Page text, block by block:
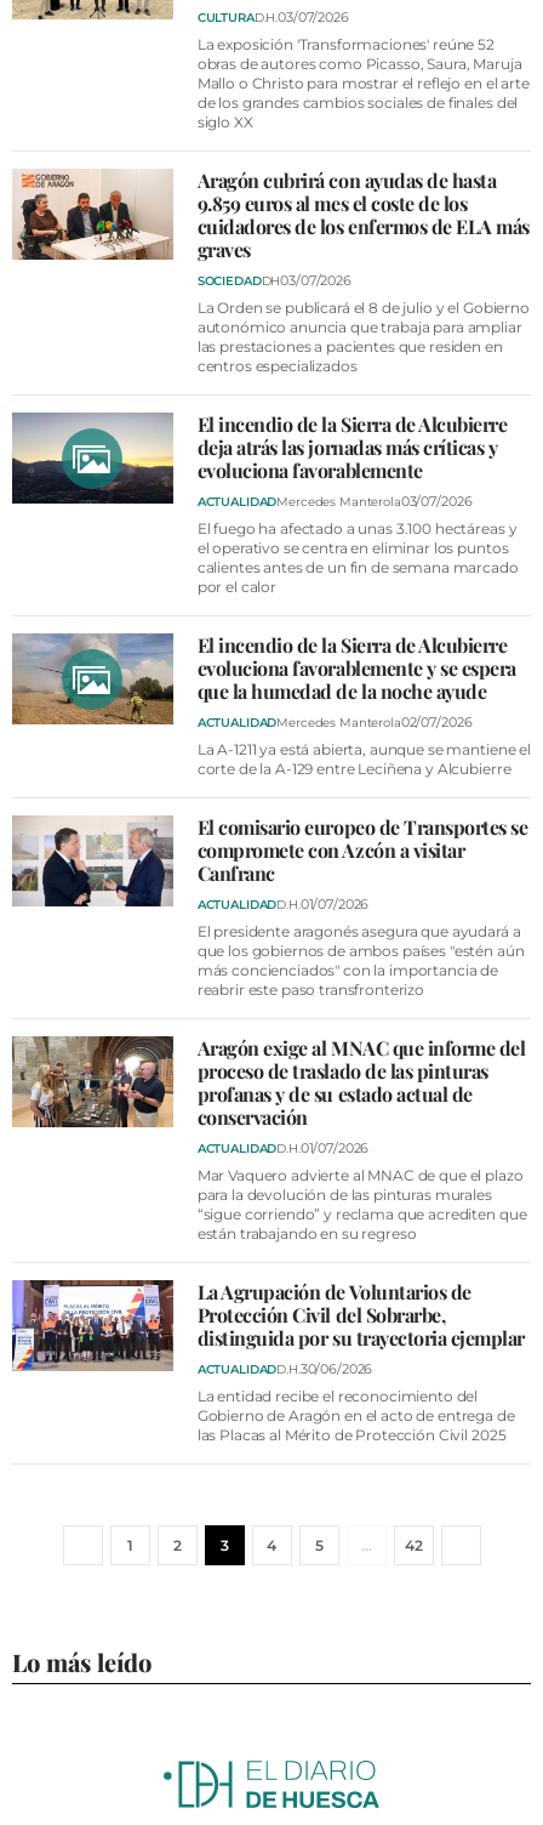
CULTURAD.H.03/07/2026
La exposición 'Transformaciones' reúne 52
obras de autores como Picasso, Saura, Maruja
Mallo o Christo para mostrar el reflejo en el arte
de los grandes cambios sociales de finales del
siglo XX
Aragón cubrirá con ayudas de hasta
9.859 euros al mes el coste de los
cuidadores de los enfermos de ELA más
graves
SOCIEDADDH03/07/2026
La Orden se publicará el 8 de julio y el Gobierno
autonómico anuncia que trabaja para ampliar
las prestaciones a pacientes que residen en
centros especializados
El incendio de la Sierra de Alcubierre
deja atrás las jornadas más críticas y
evoluciona favorablemente
ACTUALIDADMercedes Manterola03/07/2026
El fuego ha afectado a unas 3.100 hectáreas y
el operativo se centra en eliminar los puntos
calientes antes de un fin de semana marcado
por el calor
El incendio de la Sierra de Alcubierre
evoluciona favorablemente y se espera
que la humedad de la noche ayude
ACTUALIDADMercedes Manterola02/07/2026
La A-1211 ya está abierta, aunque se mantiene el
corte de la A-129 entre Leciñena y Alcubierre
El comisario europeo de Transportes se
compromete con Azcón a visitar
Canfranc
ACTUALIDADD.H. 01/07/2026
El presidente aragonés asegura que ayudará a
que los gobiernos de ambos países "estén aún
más concienciados" con la importancia de
reabrir este paso transfronterizo
Aragón exige al MNAC que informe del
proceso de traslado de las pinturas
profanas y de su estado actual de
conservación
ACTUALIDADD.H. 01/07/2026
Mar Vaquero advierte al MNAC de que el plazo
para la devolución de las pinturas murales
“sigue corriendo” y reclama que acrediten que
están trabajando en su regreso
La Agrupación de Voluntarios de
Protección Civil del Sobrarbe,
distinguida por su trayectoria ejemplar
ACTUALIDADD.H. 30/06/2026
La entidad recibe el reconocimiento del
Gobierno de Aragón en el acto de entrega de
las Placas al Mérito de Protección Civil 2025
1 2 3 4 5 … 42
Lo más leído